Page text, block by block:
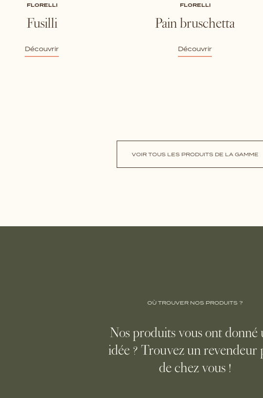
FLORELLI
Fusilli
Découvrir
FLORELLI
Pain bruschetta
Découvrir
VOIR TOUS LES PRODUITS DE LA GAMME
OÙ TROUVER NOS PRODUITS ?
Nos produits vous ont donné
idée ? Trouvez un revendeur
de chez vous !